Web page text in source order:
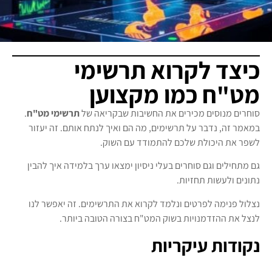
כיצד לקרוא תרשימי
מט"ח כמו מקצוען
סוחרים מנוסים מכירים את החשיבות שבקריאה שלתרשימי מט"ח.
במאמר זה, נדבר על תרשימים, מה הם ואיך לנתח אותם. זה יעזור
לשפר את היכולת שלכם להתמודד עם השוק.
גם מתחילים וגם סוחרים בעלי ניסיון ימצאו ערך בלמידה איך להבין
נתונים ולעשות תחזיות.
נצלול פנימה לפרטים ונלמד לקרוא את התרשימים. זה יאפשר לנו
לנצל את ההזדמנויות בשוק המט"ח בצורה הטובה ביותר.
נקודות עיקריות